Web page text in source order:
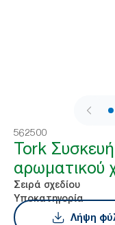
562500
Tork
αρωματικού
Σειρά σχεδίου
Υποκατηγορία
Λήψη